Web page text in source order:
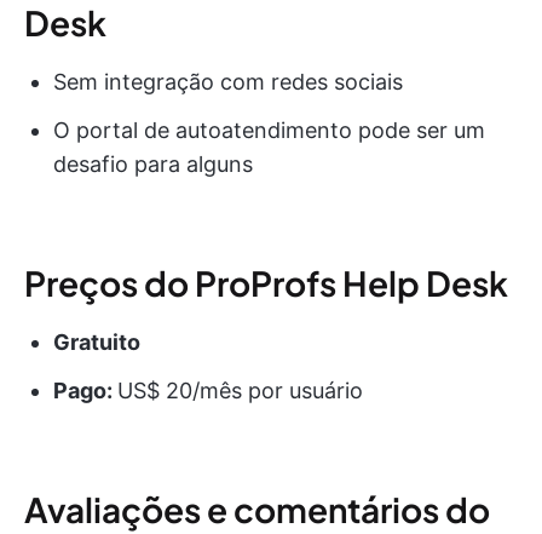
Desk
Sem integração com redes sociais
O portal de autoatendimento pode ser um
desafio para alguns
Preços do ProProfs Help Desk
Gratuito
Pago: US$ 20/mês por usuário
Avaliações e comentários do